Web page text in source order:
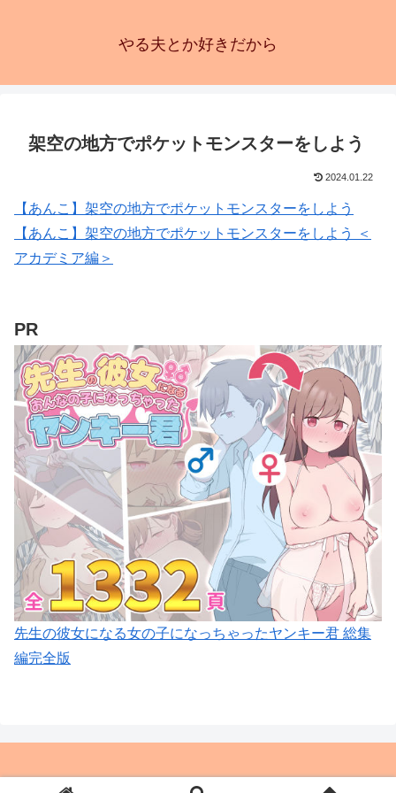
やる夫とか好きだから
架空の地方でポケットモンスターをしよう
2024.01.22
【あんこ】架空の地方でポケットモンスターをしよう
【あんこ】架空の地方でポケットモンスターをしよう ＜
アカデミア編＞
PR
先生の彼女になる女の子になっちゃったヤンキー君 総集
編完全版